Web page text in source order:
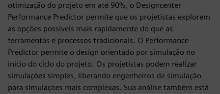
otimização do projeto em até 90%, o Designcenter
Performance Predictor permite que os projetistas explorem
as opções possíveis mais rapidamente do que as
ferramentas e processos tradicionais. O Performance
Predictor permite o design orientado por simulação no
início do ciclo do projeto. Os projetistas podem realizar
simulações simples, liberando engenheiros de simulação
para simulações mais complexas. Sua análise também está